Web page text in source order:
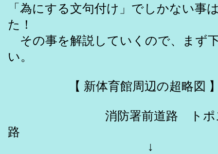
「為にする文句付け」でしかない事
た！
その事を解説していくので、まず
い。
【 新体育館周辺の超
消防署前道路 トポス
↓